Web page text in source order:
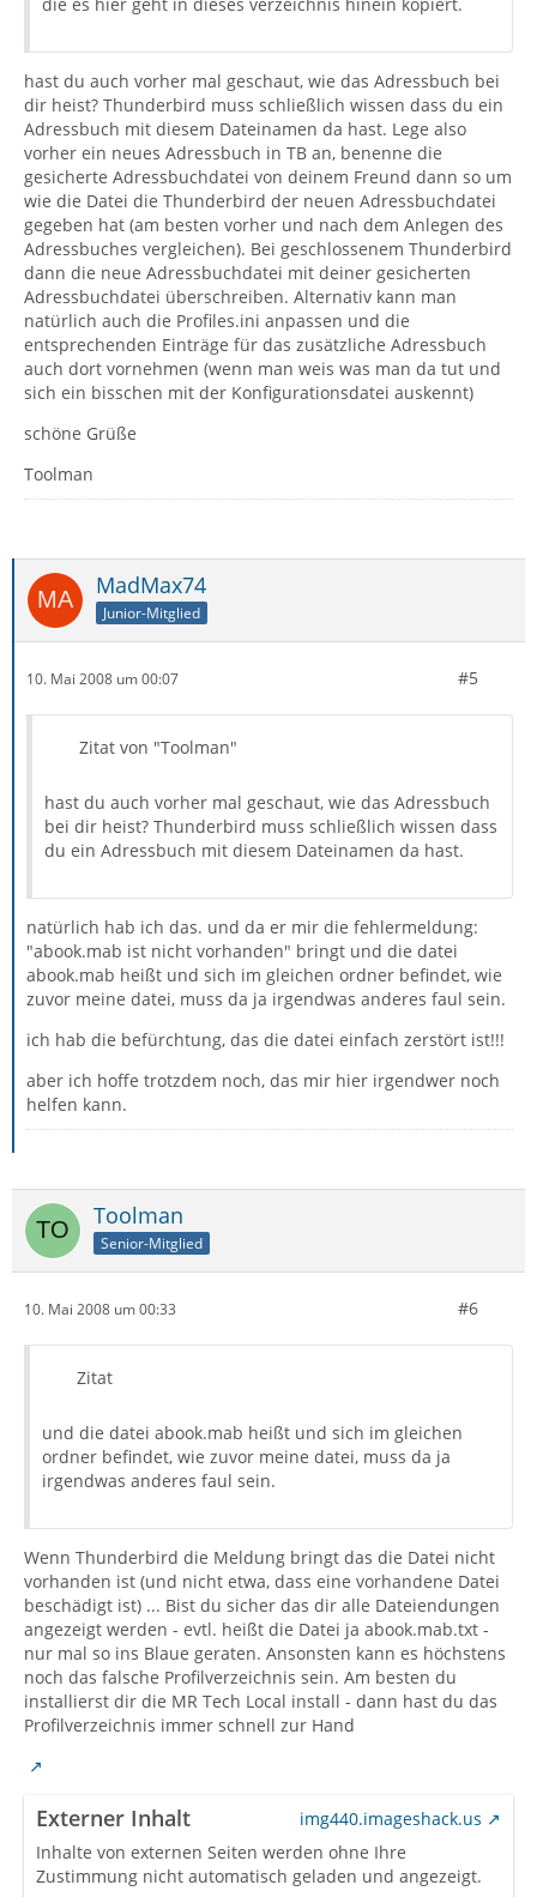
hast du auch vorher mal geschaut, wie das Adressbuch bei
dir heist? Thunderbird muss schließlich wissen dass du ein
Adressbuch mit diesem Dateinamen da hast. Lege also
vorher ein neues Adressbuch in TB an, benenne die
gesicherte Adressbuchdatei von deinem Freund dann so um
wie die Datei die Thunderbird der neuen Adressbuchdatei
gegeben hat (am besten vorher und nach dem Anlegen des
Adressbuches vergleichen). Bei geschlossenem Thunderbird
dann die neue Adressbuchdatei mit deiner gesicherten
Adressbuchdatei überschreiben. Alternativ kann man
natürlich auch die Profiles.ini anpassen und die
entsprechenden Einträge für das zusätzliche Adressbuch
auch dort vornehmen (wenn man weis was man da tut und
sich ein bisschen mit der Konfigurationsdatei auskennt)
schöne Grüße
Toolman
MadMax74
Junior-Mitglied
10. Mai 2008 um 00:07 #5
Zitat von "Toolman"
hast du auch vorher mal geschaut, wie das Adressbuch
bei dir heist? Thunderbird muss schließlich wissen dass
du ein Adressbuch mit diesem Dateinamen da hast.
natürlich hab ich das. und da er mir die fehlermeldung:
"abook.mab ist nicht vorhanden" bringt und die datei
abook.mab heißt und sich im gleichen ordner befindet, wie
zuvor meine datei, muss da ja irgendwas anderes faul sein.
ich hab die befürchtung, das die datei einfach zerstört ist!!!
aber ich hoffe trotzdem noch, das mir hier irgendwer noch
helfen kann.
Toolman
Senior-Mitglied
10. Mai 2008 um 00:33 #6
Zitat
und die datei abook.mab heißt und sich im gleichen
ordner befindet, wie zuvor meine datei, muss da ja
irgendwas anderes faul sein.
Wenn Thunderbird die Meldung bringt das die Datei nicht
vorhanden ist (und nicht etwa, dass eine vorhandene Datei
beschädigt ist) ... Bist du sicher das dir alle Dateiendungen
angezeigt werden - evtl. heißt die Datei ja abook.mab.txt -
nur mal so ins Blaue geraten. Ansonsten kann es höchstens
noch das falsche Profilverzeichnis sein. Am besten du
installierst dir die MR Tech Local install - dann hast du das
Profilverzeichnis immer schnell zur Hand
Externer Inhalt
img440.imageshack.us
Inhalte von externen Seiten werden ohne Ihre
Zustimmung nicht automatisch geladen und angezeigt.